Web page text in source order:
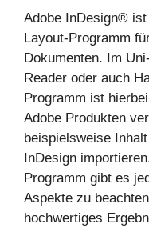
Adobe InDesign®
Layout-Programm
Dokumenten. Im
Reader oder auch
Programm ist
Adobe Produkten
beispielsweise
InDesign
Programm gibt es
Aspekte zu
hochwertiges